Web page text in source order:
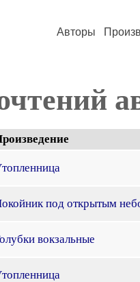
Авторы
под открытым
вокзальные